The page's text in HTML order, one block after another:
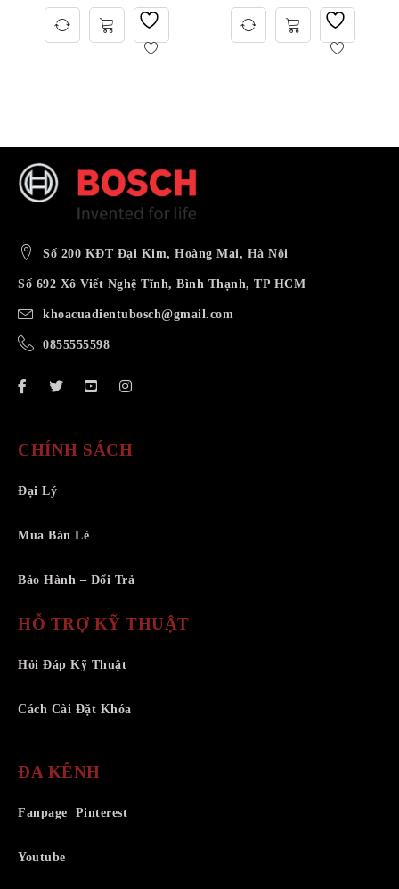
Số 200 KĐT Đại Kim, Hoàng Mai, Hà Nội
Số 692 Xô Viết Nghệ Tĩnh, Bình Thạnh, TP HCM
khoacuadientubosch@gmail.com
0855555598
CHÍNH SÁCH
Đại Lý
Mua Bán Lẻ
Bảo Hành – Đổi Trả
HỖ TRỢ KỸ THUẬT
Hỏi Đáp Kỹ Thuật
Cách Cài Đặt Khóa
ĐA KÊNH
Fanpage Pinterest
Youtube